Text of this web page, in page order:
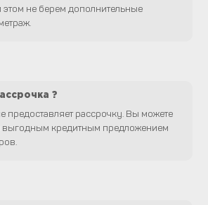
этом не берем дополнительные
?
предоставляет рассрочку. Вы можете
выгодным кредитным предложением